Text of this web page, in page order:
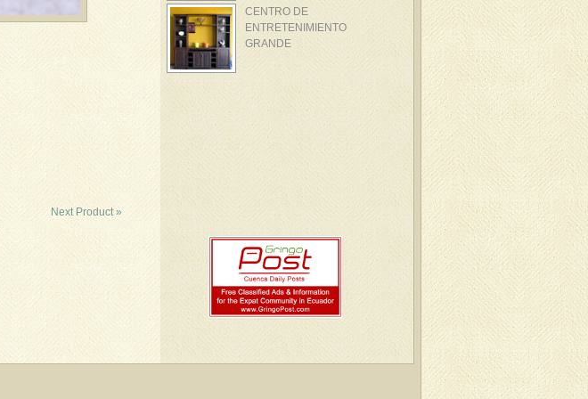
Next Product »
CENTRO DE
ENTRETENIMIENTO
GRANDE